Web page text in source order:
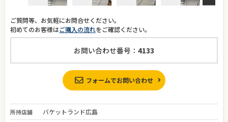
ご質問等、お気軽にお問合せください。
初めてのお客様はご購入の流れをご確認ください。
お問い合わせ番号： 4133
フォームでお問い合わせ
所持店舗 バケットランド広島